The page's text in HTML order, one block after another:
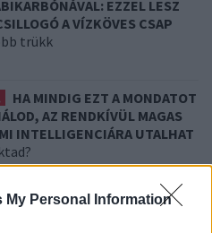
My Personal Information
EZZEL LESZ
A VÍZKÖVES CSAP
trükk
HA MINDIG EZT A MONDATOT
AZ RENDKÍVÜL MAGAS
INTELLIGENCIÁRA UTALHAT
SOKAN ROSSZUL TÁROLJÁK